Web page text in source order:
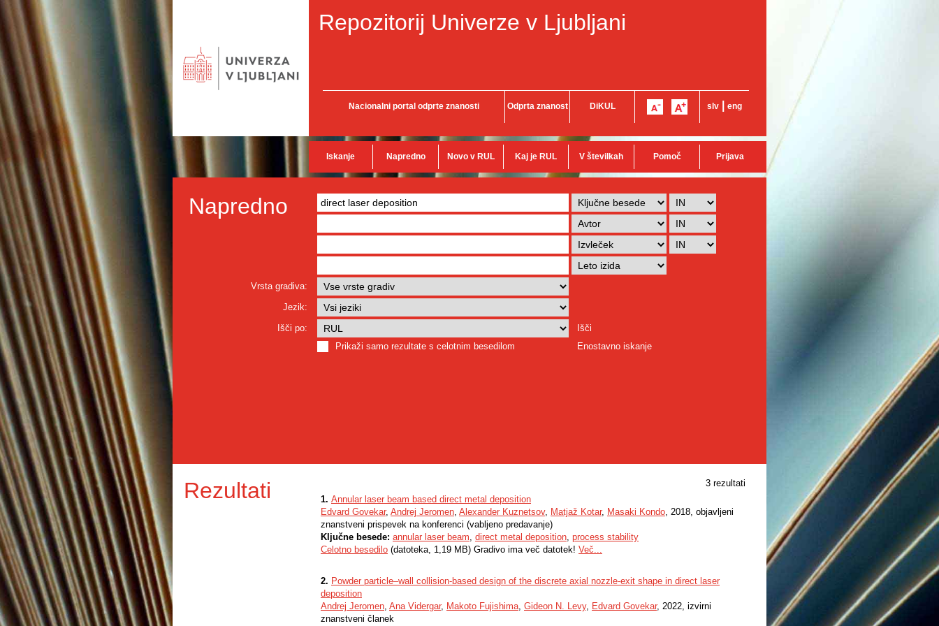
Repozitorij Univerze v Ljubljani
Nacionalni portal odprte znanosti Odprta znanost DiKUL slv eng
Iskanje Napredno Novo v RUL Kaj je RUL V številkah Pomoč Prijava
Napredno
Vrsta gradiva:
Jezik:
Išči po:
Išči
Prikaži samo rezultate s celotnim besedilom
Enostavno iskanje
Rezultati
3 rezultati
1. Annular laser beam based direct metal deposition
Edvard Govekar, Andrej Jeromen, Alexander Kuznetsov, Matjaž Kotar, Masaki Kondo, 2018, objavljeni
znanstveni prispevek na konferenci (vabljeno predavanje)
Ključne besede: annular laser beam, direct metal deposition, process stability
Celotno besedilo (datoteka, 1,19 MB) Gradivo ima več datotek! Več...
2. Powder particle–wall collision-based design of the discrete axial nozzle-exit shape in direct laser
deposition
Andrej Jeromen, Ana Vidergar, Makoto Fujishima, Gideon N. Levy, Edvard Govekar, 2022, izvirni
znanstveni članek